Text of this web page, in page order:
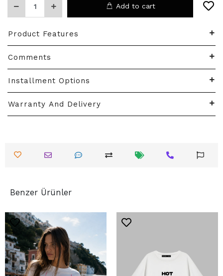
Add to cart
Product Features
Comments
Installment Options
Warranty And Delivery
Benzer Ürünler